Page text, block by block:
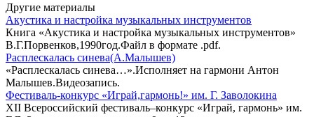
Другие материалы
Акустика и настройка музыкальных инструментов
Книга «Акустика и настройка музыкальных инструментов»
В.Г.Порвенков,1990год.Файл в формате .pdf.
Расплескалась синева(А.Малышев)
«Расплескалась синева…».Исполняет на гармони Антон
Малышев.Видеозапись.
Фестиваль-конкурс «Играй,гармонь!» им. Г. Заволокина
XII Всероссийский фестиваль–конкурс «Играй, гармонь» им.